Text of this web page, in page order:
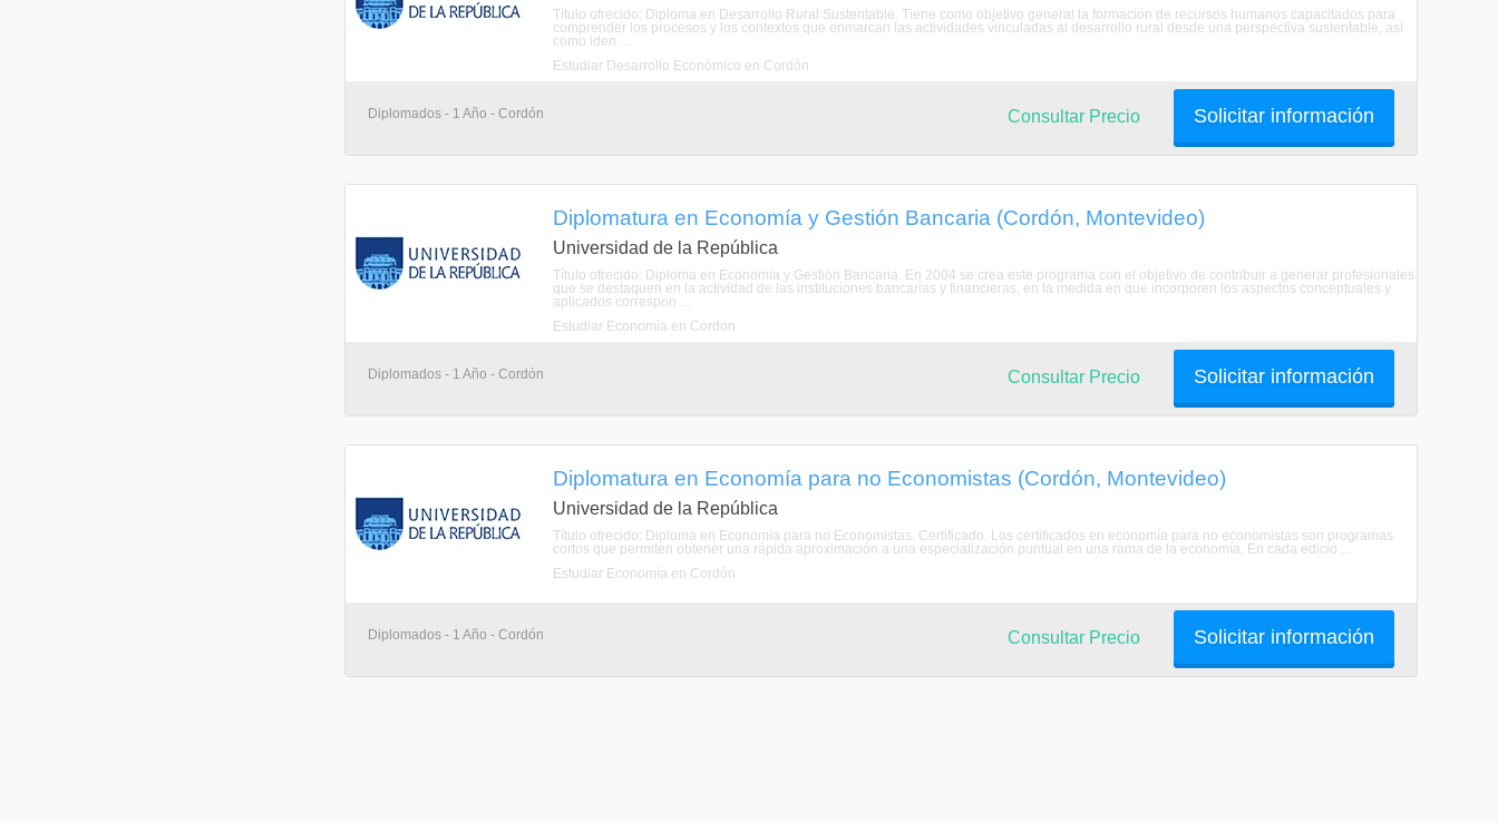
Título ofrecido: Diploma en Desarrollo Rural Sustentable. Tiene como objetivo general la formación de recursos humanos capacitados para
comprender los procesos y los contextos que enmarcan las actividades vinculadas al desarrollo rural desde una perspectiva sustentable, así
como iden ...
Estudiar Desarrollo Económico en Cordón
Diplomados - 1 Año - Cordón Solicitar información
Consultar Precio
Diplomatura en Economía y Gestión Bancaria (Cordón, Montevideo)
Universidad de la República
Título ofrecido: Diploma en Economía y Gestión Bancaria. En 2004 se crea este programa con el objetivo de contribuir a generar profesionales
que se destaquen en la actividad de las instituciones bancarias y financieras, en la medida en que incorporen los aspectos conceptuales y
aplicados correspon ...
Estudiar Economía en Cordón
Diplomados - 1 Año - Cordón Solicitar información
Consultar Precio
Diplomatura en Economía para no Economistas (Cordón, Montevideo)
Universidad de la República
Título ofrecido: Diploma en Economía para no Economistas. Certificado. Los certificados en economía para no economistas son programas
cortos que permiten obtener una rápida aproximación a una especialización puntual en una rama de la economía. En cada edició ...
Estudiar Economía en Cordón
Diplomados - 1 Año - Cordón Solicitar información
Consultar Precio